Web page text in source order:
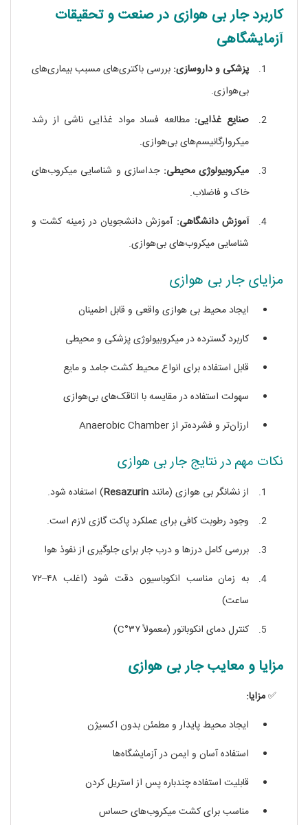
کاربرد جار بی‌ هوازی در صنعت و تحقیقات
آزمایشگاهی
پزشکی و داروسازی: بررسی باکتری‌های مسبب بیماری‌های
بی‌هوازی.
صنایع غذایی: مطالعه فساد مواد غذایی ناشی از رشد
میکروارگانیسم‌های بی‌هوازی.
میکروبیولوژی محیطی: جداسازی و شناسایی میکروب‌های
خاک و فاضلاب.
آموزش دانشگاهی: آموزش دانشجویان در زمینه کشت و
شناسایی میکروب‌های بی‌هوازی.
مزایای جار بی‌ هوازی
ایجاد محیط بی‌ هوازی واقعی و قابل اطمینان
کاربرد گسترده در میکروبیولوژی پزشکی و محیطی
قابل استفاده برای انواع محیط کشت جامد و مایع
سهولت استفاده در مقایسه با اتاقک‌های بی‌هوازی
ارزان‌تر و فشرده‌تر از Anaerobic Chamber
نکات مهم در نتایج جار بی‌ هوازی
از نشانگر بی‌ هوازی (مانند Resazurin) استفاده شود.
وجود رطوبت کافی برای عملکرد پاکت گازی لازم است.
بررسی کامل درزها و درب جار برای جلوگیری از نفوذ هوا
به زمان مناسب انکوباسیون دقت شود (اغلب ۴۸–۷۲
ساعت)
کنترل دمای انکوباتور (معمولاً ۳۷°C)
مزایا و معایب جار بی‌ هوازی
✅مزایا:
ایجاد محیط پایدار و مطمئن بدون اکسیژن
استفاده آسان و ایمن در آزمایشگاه‌ها
قابلیت استفاده چندباره پس از استریل کردن
مناسب برای کشت میکروب‌های حساس